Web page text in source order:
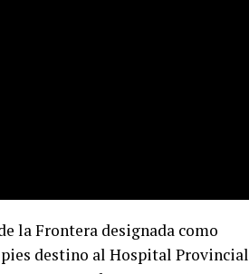
la Frontera designada como
destino al Hospital Provincial